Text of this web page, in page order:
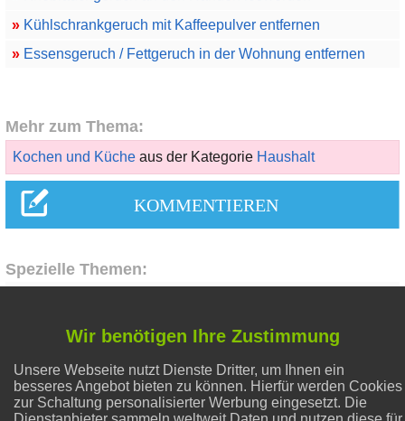
»Kühlschrankgeruch mit Kaffeepulver entfernen
»Essensgeruch / Fettgeruch in der Wohnung entfernen
Mehr zum Thema:
Kochen und Kücheaus der Kategorie Haushalt
Spezielle Themen:
Alternative Heilmethoden
Wir benötigen Ihre Zustimmung
Unsere Webseite nutzt Dienste Dritter, um Ihnen ein
besseres Angebot bieten zu können. Hierfür werden Cookies
zur Schaltung personalisierter Werbung eingesetzt. Die